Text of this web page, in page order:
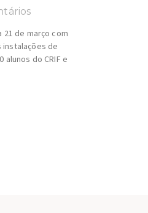
21 de março com
instalações de
alunos do CRIF e